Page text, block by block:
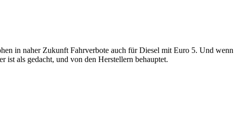
in naher Zukunft Fahrverbote auch für Diesel mit Euro 5. Und wenn
ist als gedacht, und von den Herstellern behauptet.